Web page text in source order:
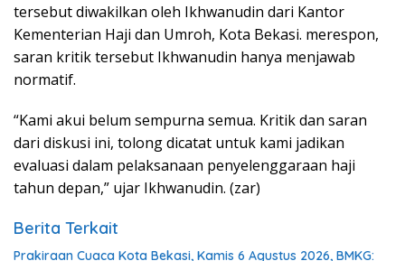
tersebut diwakilkan oleh Ikhwanudin dari Kantor
Kementerian Haji dan Umroh, Kota Bekasi. merespon,
saran kritik tersebut Ikhwanudin hanya menjawab
normatif.
“Kami akui belum sempurna semua. Kritik dan saran
dari diskusi ini, tolong dicatat untuk kami jadikan
evaluasi dalam pelaksanaan penyelenggaraan haji
tahun depan,” ujar Ikhwanudin. (zar)
Berita Terkait
Prakiraan Cuaca Kota Bekasi, Kamis 6 Agustus 2026, BMKG: